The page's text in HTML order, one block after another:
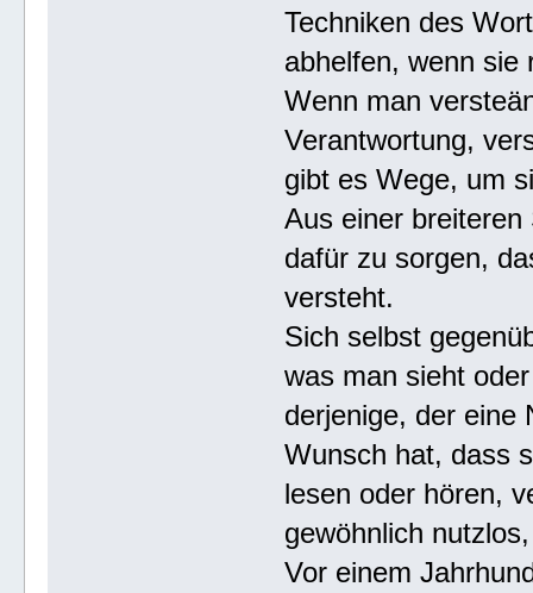
Techniken des
abhelfen, wenn sie
Wenn man
Verantwortung,
gibt es Wege, um
Aus einer
dafür zu sorgen,
versteht.
Sich selbst
was man sieht
derjenige, der eine
Wunsch hat, dass
lesen oder hören,
gewöhnlich
Vor einem